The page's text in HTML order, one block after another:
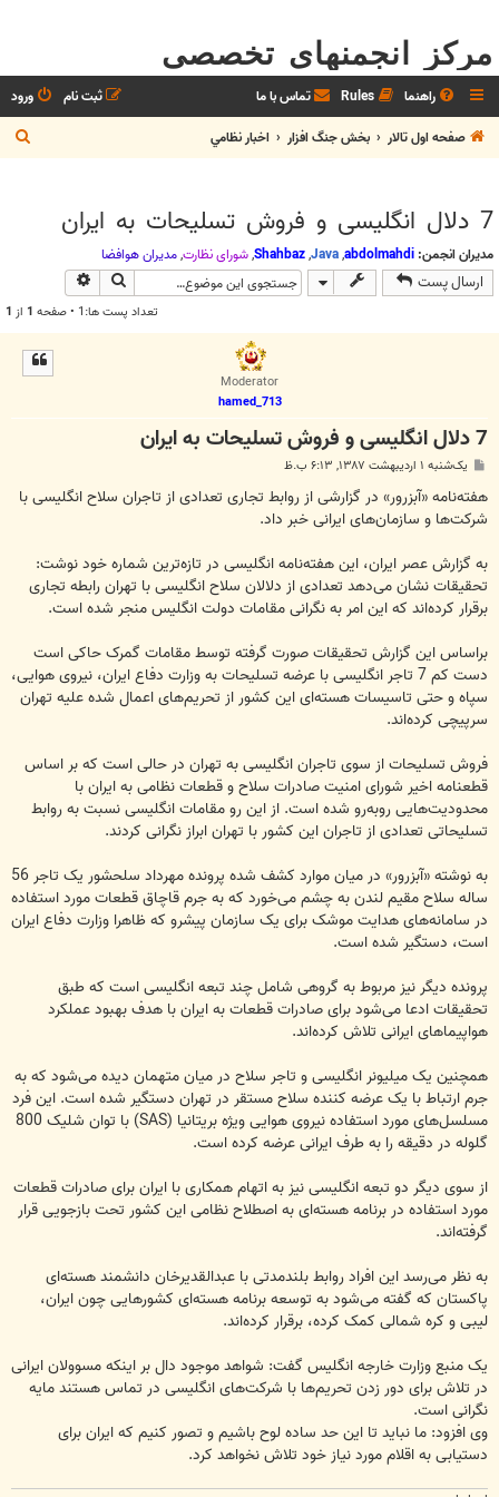
مرکز انجمنهای تخصصی
راهنما Rules تماس با ما ورود
ثبت نام
صفحه اول تالار
بخش جنگ افزار اخبار نظامي
س
7 دلال انگلیسی و فروش تسلیحات به ایران
مدیران انجمن: abdolmahdi
,
Java
,
Shahbaz
,شوراي نظارت,مديران هوافضا
ارسال پست جستجو
تعداد پست ها:1 • صفحه 1 از 1
Moderator
hamed_713
7 دلال انگلیسی و فروش تسلیحات به ایران
ت
یک‌شنبه ۱ اردیبهشت ۱۳۸۷, ۶:۱۳ ب.ظ
هفته‌نامه «آبزرور» در گزارشی از روابط تجاری تعدادی از تاجران سلاح انگلیسی با
شرکت‌ها و سازمان‌های ایرانی خبر داد.
به گزارش عصر ایران، این هفته‌نامه انگلیسی در تازه‌ترین شماره خود نوشت:
تحقیقات نشان می‌دهد تعدادی از دلالان سلاح انگلیسی با تهران رابطه تجاری
برقرار کرده‌اند که این امر به نگرانی مقامات دولت انگلیس منجر شده است.
براساس این گزارش تحقیقات صورت گرفته توسط مقامات گمرک حاکی است
دست کم 7 تاجر انگلیسی با عرضه تسلیحات به وزارت دفاع ایران، نیروی هوایی،
سپاه و حتی تاسیسات هسته‌ای این کشور از تحریم‌های اعمال شده علیه تهران
سرپیچی کرده‌اند.
فروش تسلیحات از سوی تاجران انگلیسی به تهران در حالی است که بر اساس
قطعنامه اخیر شورای امنیت صادرات سلاح و قطعات نظامی به ایران با
محدودیت‌هایی روبه‌رو شده است. از این رو مقامات انگلیسی نسبت به روابط
تسلیحاتی تعدادی از تاجران این کشور با تهران ابراز نگرانی کردند.
به نوشته «آبزرور» در میان موارد کشف شده پرونده مهرداد سلحشور یک تاجر 56
ساله سلاح مقیم لندن به چشم می‌خورد که به جرم قاچاق قطعات مورد استفاده
در سامانه‌های هدایت موشک برای یک سازمان پیشرو که ظاهرا وزارت دفاع ایران
است، دستگیر شده است.
پرونده دیگر نیز مربوط به گروهی شامل چند تبعه انگلیسی است که طبق
تحقیقات ادعا می‌شود برای صادرات قطعات به ایران با هدف بهبود عملکرد
هواپیماهای ایرانی تلاش کرده‌اند.
همچنین یک میلیونر انگلیسی و تاجر سلاح در میان متهمان دیده می‌شود که به
جرم ارتباط با یک عرضه کننده سلاح مستقر در تهران دستگیر شده است. این فرد
مسلسل‌های مورد استفاده نیروی هوایی ویژه بریتانیا (SAS) با توان شلیک 800
گلوله در دقیقه را به طرف ایرانی عرضه کرده است.
از سوی دیگر دو تبعه انگلیسی نیز به اتهام همکاری با ایران برای صادرات قطعات
مورد استفاده در برنامه هسته‌ای به اصطلاح نظامی این کشور تحت بازجویی قرار
گرفته‌اند.
به نظر می‌رسد این افراد روابط بلندمدتی با عبدالقدیرخان دانشمند هسته‌ای
پاکستان که گفته می‌شود به توسعه برنامه هسته‌ای کشورهایی چون ایران،
لیبی و کره شمالی کمک کرده، برقرار کرده‌اند.
یک منبع وزارت خارجه انگلیس گفت: شواهد موجود دال بر اینکه مسوولان ایرانی
در تلاش برای دور زدن تحریم‌ها با شرکت‌های انگلیسی در تماس هستند مایه
نگرانی است.
وی افزود: ما نباید تا این حد ساده لوح باشیم و تصور کنیم که ایران برای
دستیابی به اقلام مورد نیاز خود تلاش نخواهد کرد.